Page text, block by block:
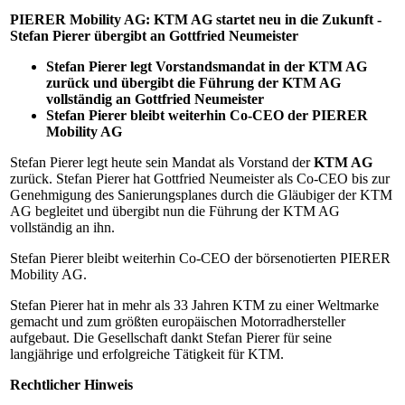
PIERER Mobility AG: KTM AG startet neu in die Zukunft -
Stefan Pierer übergibt an Gottfried Neumeister
Stefan Pierer legt Vorstandsmandat in der KTM AG
zurück und übergibt die Führung der KTM AG
vollständig an Gottfried Neumeister
Stefan Pierer bleibt weiterhin Co-CEO der PIERER
Mobility AG
Stefan Pierer legt heute sein Mandat als Vorstand derKTM AG
zurück. Stefan Pierer hat Gottfried Neumeister als Co-CEO bis zur
Genehmigung des Sanierungsplanes durch die Gläubiger der KTM
AG begleitet und übergibt nun die Führung der KTM AG
vollständig an ihn.
Stefan Pierer bleibt weiterhin Co-CEO der börsenotierten PIERER
Mobility AG.
Stefan Pierer hat in mehr als 33 Jahren KTM zu einer Weltmarke
gemacht und zum größten europäischen Motorradhersteller
aufgebaut. Die Gesellschaft dankt Stefan Pierer für seine
langjährige und erfolgreiche Tätigkeit für KTM.
Rechtlicher Hinweis